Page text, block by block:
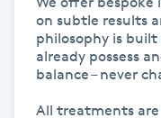
Hudföryngring
Huduppstramning
on subtle results
philosophy is
already possess
balance – never
All treatments